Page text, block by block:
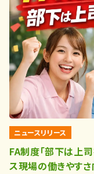
ニュースリリース
FA制度「部下は上
ス現場の働きやす